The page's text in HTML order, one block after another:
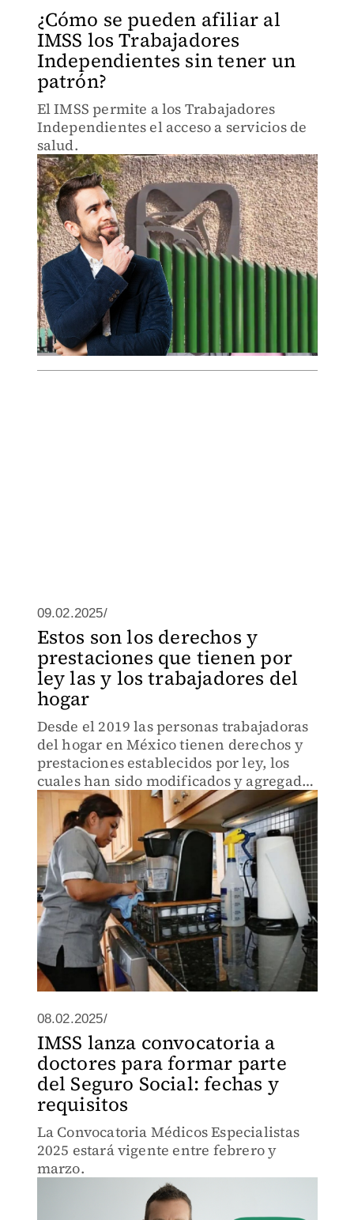
¿Cómo se pueden afiliar al
IMSS los Trabajadores
Independientes sin tener un
patrón?
El IMSS permite a los Trabajadores
Independientes el acceso a servicios de
salud.
09.02.2025/
Estos son los derechos y
prestaciones que tienen por
ley las y los trabajadores del
hogar
Desde el 2019 las personas trabajadoras
del hogar en México tienen derechos y
prestaciones establecidos por ley, los
cuales han sido modificados y agregados
a favor de las personas que prestan este
servicio, ¿Cuáles? Aquí te lo contamos.
08.02.2025/
IMSS lanza convocatoria a
doctores para formar parte
del Seguro Social: fechas y
requisitos
La Convocatoria Médicos Especialistas
2025 estará vigente entre febrero y
marzo.